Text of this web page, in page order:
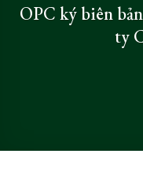
OPC ký biên
ty